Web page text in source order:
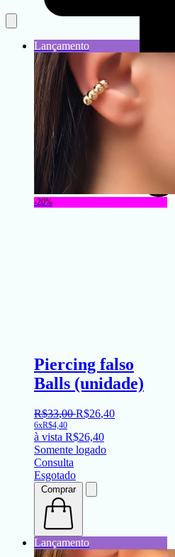
-20%
Piercing falso
Balls (unidade)
R$33,00 R$26,40
6xR$4,40
à vista R$26,40
Somente logado
Consulta
Esgotado
Comprar